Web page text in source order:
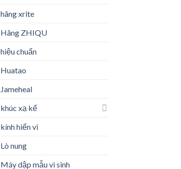
hãng xrite
Hãng ZHIQU
hiệu chuẩn
Huatao
Jameheal
khúc xạ kế
kính hiển vi
Lò nung
Máy dập mẫu vi sinh